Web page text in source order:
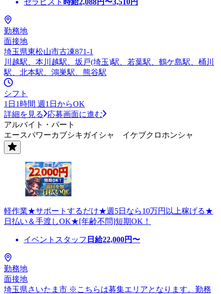
勤務地
面接地
埼玉県東松山市古凍871-1
川越駅、本川越駅、坂戸(埼玉)駅、若葉駅、鶴ケ島駅、桶川
駅、北本駅、鴻巣駅、熊谷駅
シフト
1日1時間 週1日からOK
詳細を見る
応募画面に進む
アルバイト・パート
エースパワーカブシキガイシャ イケブクロホンシャ
軽作業★サポートするだけ★週5日なら10万円以上稼げる★
日払い＆手渡しOK★[年齢不問]短期OK！
イベントスタッフ 日給22,000円〜
勤務地
面接地
埼玉県さいたま市 ※こちらは募集エリアとなります。勤務